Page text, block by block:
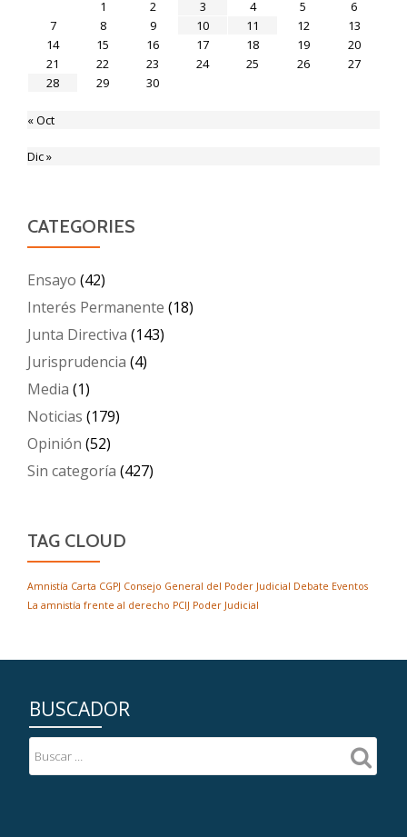
1
2 3 4 5
6
7
8 9 10 11 12
13
14
15 16 17 18 19
20
21
22 23 24 25 26
27
28
29 30
« Oct
Dic »
CATEGORIES
Ensayo (42)
Interés Permanente (18)
Junta Directiva (143)
Jurisprudencia (4)
Media (1)
Noticias (179)
Opinión (52)
Sin categoría (427)
TAG CLOUD
Amnistía Carta CGPJ Consejo General del Poder Judicial Debate Eventos
La amnistía frente al derecho PCIJ Poder Judicial
BUSCADOR